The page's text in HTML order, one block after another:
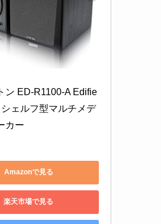
ン ED-R1100-A Edifie
ェルフ型マルチメデ
カー
Amazonで見る
楽天市場で見る